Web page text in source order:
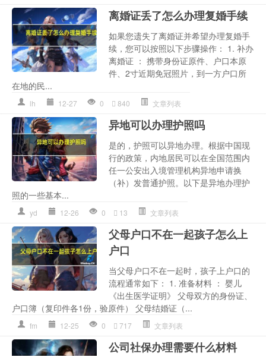
离婚证丢了怎么办理复婚手续
如果您遗失了离婚证并希望办理复婚手
续，您可以按照以下步骤操作： 1. 补办
离婚证 ： 携带身份证原件、户口本原
件、2寸近期免冠照片，到一方户口所
在地的民...
lh 12-27 0 840 文章列表
异地可以办理护照吗
是的，护照可以异地办理。根据中国现
行的政策，内地居民可以在全国范围内
任一公安出入境管理机构异地申请换
（补）发普通护照。以下是异地办理护
照的一些基本...
yd 12-26 0 13 文章列表
父母户口不在一起孩子怎么上
户口
当父母户口不在一起时，孩子上户口的
流程通常如下： 1. 准备材料 ： 婴儿
《出生医学证明》 父母双方的身份证、
户口簿（复印件各1份，验原件） 父母结婚证（...
fm 12-25 0 717 文章列表
公司社保办理需要什么材料